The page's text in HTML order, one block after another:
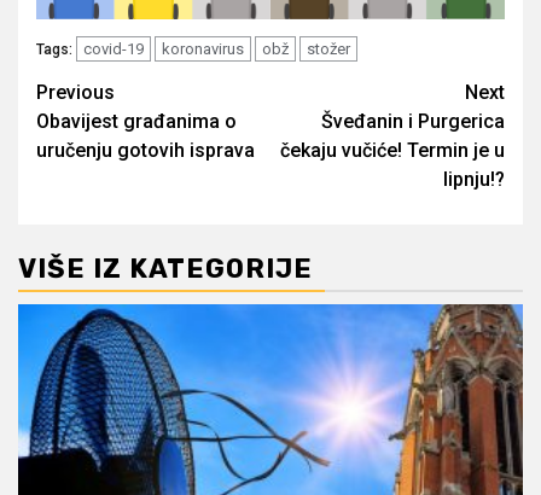
Tags: covid-19 koronavirus obž stožer
Post
navigation
Previous
Obavijest građanima o
uručenju gotovih isprava
Next
Šveđanin i Purgerica
čekaju vučiće! Termin je u
lipnju!?
VIŠE IZ KATEGORIJE